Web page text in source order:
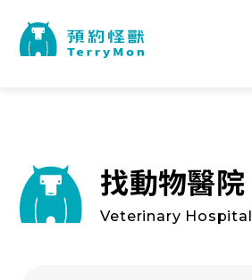
找動物醫院
Veterinary Hospital